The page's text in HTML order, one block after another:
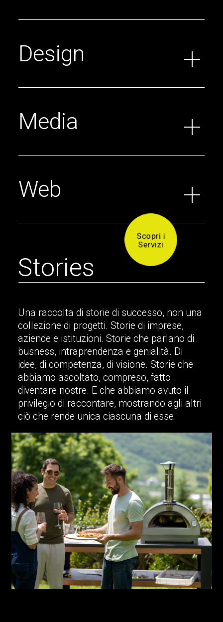
Design
Media
Web
Scopri i
Servizi
Stories
Una raccolta di storie di successo, non una
collezione di progetti. Storie di imprese,
aziende e istituzioni. Storie che parlano di
busness, intraprendenza e genialità. Di
idee, di competenza, di visione. Storie che
abbiamo ascoltato, compreso, fatto
diventare nostre. E che abbiamo avuto il
privilegio di raccontare, mostrando agli altri
ciò che rende unica ciascuna di esse.